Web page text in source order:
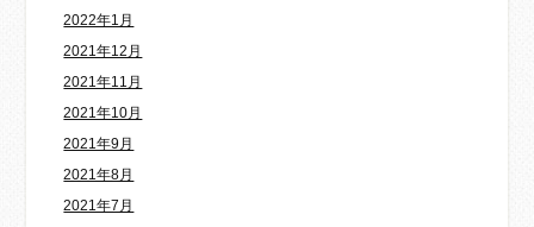
2022年1月
2021年12月
2021年11月
2021年10月
2021年9月
2021年8月
2021年7月